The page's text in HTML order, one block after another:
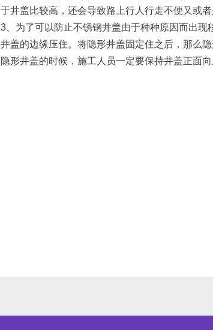
于井盖比较高，还会导致路上行人行走不便又或者
3、为了可以防止不锈钢井盖由于种种原因而出
井盖的边缘压住。将隐形井盖固定住之后，那么
隐形井盖的时候，施工人员一定要保持井盖正面